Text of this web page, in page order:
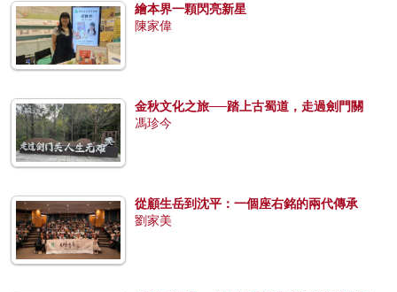
繪本界一顆閃亮新星
陳家偉
金秋文化之旅──踏上古蜀道，走過劍門關
馮珍今
從顧生岳到沈平：一個座右銘的兩代傳承
劉家美